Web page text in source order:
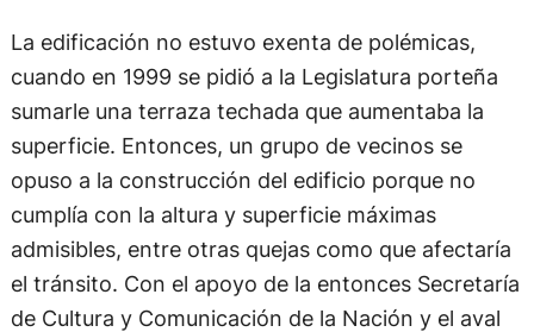
La edificación no estuvo exenta de polémicas,
cuando en 1999 se pidió a la Legislatura porteña
sumarle una terraza techada que aumentaba la
superficie. Entonces, un grupo de vecinos se
opuso a la construcción del edificio porque no
cumplía con la altura y superficie máximas
admisibles, entre otras quejas como que afectaría
el tránsito. Con el apoyo de la entonces Secretaría
de Cultura y Comunicación de la Nación y el aval